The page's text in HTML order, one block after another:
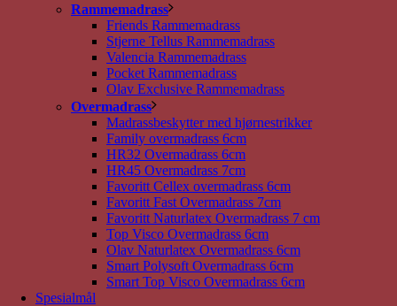
Rammemadrass
Friends Rammemadrass
Stjerne Tellus Rammemadrass
Valencia Rammemadrass
Pocket Rammemadrass
Olav Exclusive Rammemadrass
Overmadrass
Madrassbeskytter med hjørnestrikker
Family overmadrass 6cm
HR32 Overmadrass 6cm
HR45 Overmadrass 7cm
Favoritt Cellex overmadrass 6cm
Favoritt Fast Overmadrass 7cm
Favoritt Naturlatex Overmadrass 7 cm
Top Visco Overmadrass 6cm
Olav Naturlatex Overmadrass 6cm
Smart Polysoft Overmadrass 6cm
Smart Top Visco Overmadrass 6cm
Spesialmål